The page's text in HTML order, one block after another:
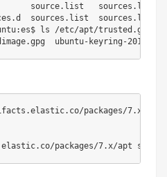
source.list
sources.list
ls /etc/apt/trusted.gpg.d
packages/7.x/apt